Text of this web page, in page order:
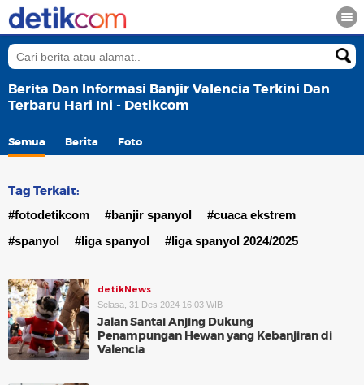
Berita Dan Informasi Banjir Valencia Terkini Dan
Terbaru Hari Ini - Detikcom
Semua Berita Foto
Tag Terkait:
#fotodetikcom #banjir spanyol
#cuaca ekstrem
#spanyol
#liga spanyol #liga spanyol 2024/2025
detikNews
Selasa, 31 Des 2024 16:03 WIB
Jalan Santai Anjing Dukung
Penampungan Hewan yang Kebanjiran di
Valencia